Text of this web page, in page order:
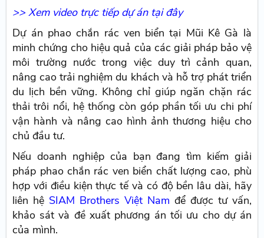
>> Xem video trực tiếp dự án tại đây
Dự án phao chắn rác ven biển tại Mũi Kê Gà là
minh chứng cho hiệu quả của các giải pháp bảo vệ
môi trường nước trong việc duy trì cảnh quan,
nâng cao trải nghiệm du khách và hỗ trợ phát triển
du lịch bền vững. Không chỉ giúp ngăn chặn rác
thải trôi nổi, hệ thống còn góp phần tối ưu chi phí
vận hành và nâng cao hình ảnh thương hiệu cho
chủ đầu tư.
Nếu doanh nghiệp của bạn đang tìm kiếm giải
pháp phao chắn rác ven biển chất lượng cao, phù
hợp với điều kiện thực tế và có độ bền lâu dài, hãy
liên hệ SIAM Brothers Việt Nam để được tư vấn,
khảo sát và đề xuất phương án tối ưu cho dự án
của mình.